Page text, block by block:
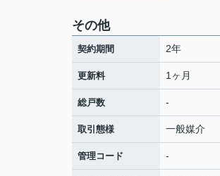
その他
契約期間 2年
更新料 1ヶ月
総戸数 -
取引態様 一般媒介
管理コード -